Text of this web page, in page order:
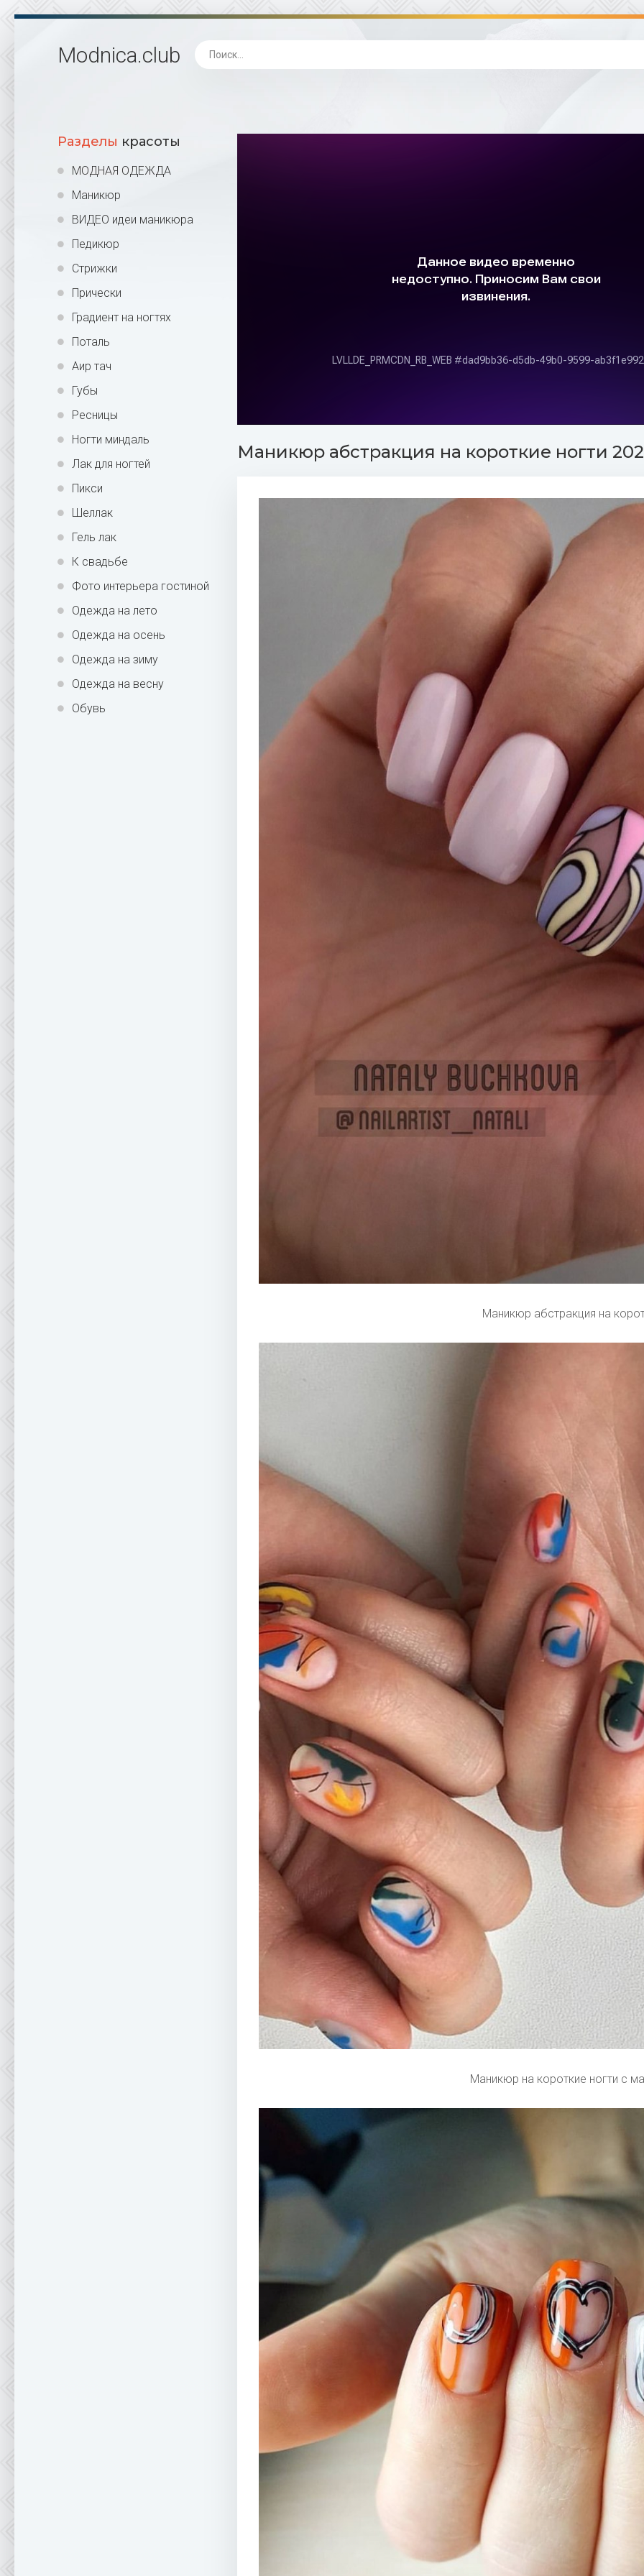
Modnica.club
Разделы красоты
МОДНАЯ ОДЕЖДА
Маникюр
ВИДЕО идеи маникюра
Педикюр
Стрижки
Прически
Градиент на ногтях
Поталь
Аир тач
Губы
Ресницы
Ногти миндаль
Лак для ногтей
Пикси
Шеллак
Гель лак
К свадьбе
Фото интерьера гостиной
Одежда на лето
Одежда на осень
Одежда на зиму
Одежда на весну
Обувь
Маникюр абстракция на короткие ногти
Маникюр абстракция на
Маникюр на короткие ногти с